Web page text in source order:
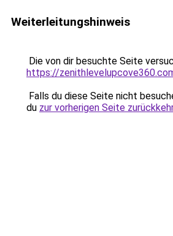
Weiterleitungshinweis
Die von dir besuchte Seite
https://
Falls du diese Seite nicht
du zur vorherigen Seite